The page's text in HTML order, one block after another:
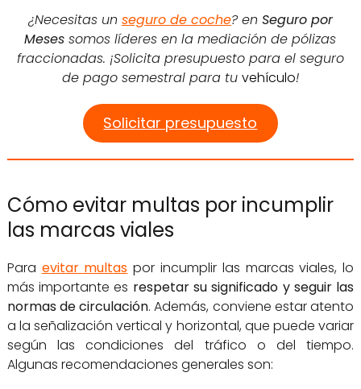
¿Necesitas un seguro de coche? en Seguro por
Meses somos líderes en la mediación de pólizas
fraccionadas. ¡Solicita presupuesto para el seguro
de pago semestral para tu vehículo!
Solicitar presupuesto
Cómo evitar multas por incumplir
las marcas viales
Para evitar multas por incumplir las marcas viales, lo
más importante es respetar su significado y seguir las
normas de circulación. Además, conviene estar atento
a la señalización vertical y horizontal, que puede variar
según las condiciones del tráfico o del tiempo.
Algunas recomendaciones generales son: